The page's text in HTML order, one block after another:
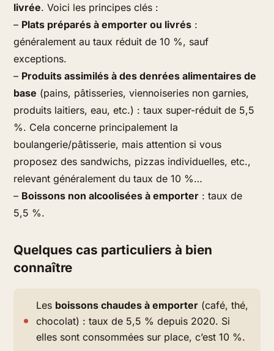
livrée. Voici les principes clés :
– Plats préparés à emporter ou livrés :
généralement au taux réduit de 10 %, sauf
exceptions.
– Produits assimilés à des denrées alimentaires de
base (pains, pâtisseries, viennoiseries non garnies,
produits laitiers, eau, etc.) : taux super-réduit de 5,5
%. Cela concerne principalement la
boulangerie/pâtisserie, mais attention si vous
proposez des sandwichs, pizzas individuelles, etc.,
relevant généralement du taux de 10 %…
– Boissons non alcoolisées à emporter : taux de
5,5 %.
Quelques cas particuliers à bien
connaître
Les boissons chaudes à emporter (café, thé,
chocolat) : taux de 5,5 % depuis 2020. Si
elles sont consommées sur place, c’est 10 %.